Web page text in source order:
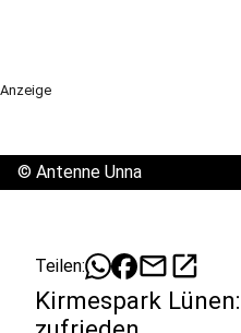
Anzeige
© Antenne Unna
Teilen: mailopen_in_new
Kirmespark